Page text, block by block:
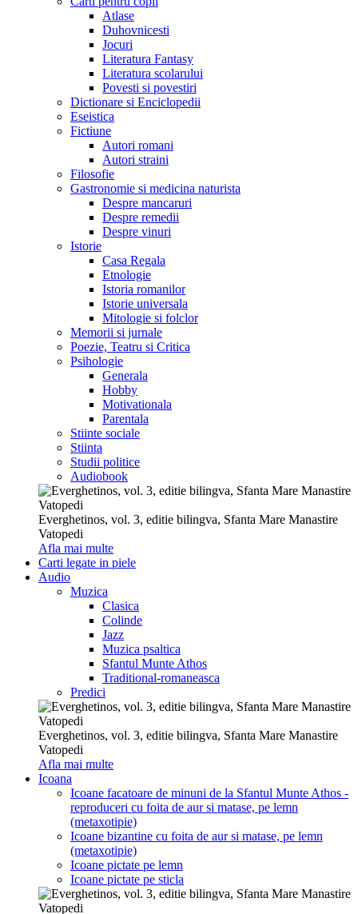
Atlase
Duhovnicesti
Jocuri
Literatura Fantasy
Literatura scolarului
Povesti si povestiri
Dictionare si Enciclopedii
Eseistica
Fictiune
Autori romani
Autori straini
Filosofie
Gastronomie si medicina naturista
Despre mancaruri
Despre remedii
Despre vinuri
Istorie
Casa Regala
Etnologie
Istoria romanilor
Istorie universala
Mitologie si folclor
Memorii si jurnale
Poezie, Teatru si Critica
Psihologie
Generala
Hobby
Motivationala
Parentala
Stiinte sociale
Stiinta
Studii politice
Audiobook
Everghetinos, vol. 3, editie bilingva, Sfanta Mare Manastire
Vatopedi
Afla mai multe
Carti legate in piele
Audio
Muzica
Clasica
Colinde
Jazz
Muzica psaltica
Sfantul Munte Athos
Traditional-romaneasca
Predici
Everghetinos, vol. 3, editie bilingva, Sfanta Mare Manastire
Vatopedi
Afla mai multe
Icoana
Icoane facatoare de minuni de la Sfantul Munte Athos -
reproduceri cu foita de aur si matase, pe lemn
(metaxotipie)
Icoane bizantine cu foita de aur si matase, pe lemn
(metaxotipie)
Icoane pictate pe lemn
Icoane pictate pe sticla